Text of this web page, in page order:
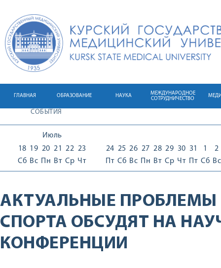
ГЛАВНАЯ ОБРАЗОВАНИЕ НАУКА
МЕЖДУНАРОДНОЕ
СОТРУДНИЧЕСТВО
СОБЫТИЯ
Июль
18
Сб
19
Вс
20
Пн
21
Вт
22
Ср
23
Чт
24
Пт
25
Сб
26
Вс
27
Пн
28
Вт
29
Ср
30
Чт
31
Пт
1
Сб
2
Вс
АКТУАЛЬНЫЕ ПРОБЛЕМЫ
СПОРТА ОБСУДЯТ НА
КОНФЕРЕНЦИИ